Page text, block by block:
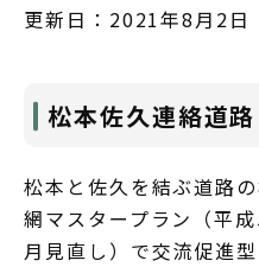
更新日：2021年8月2日
松本佐久連絡道路
松本と佐久を結ぶ道路
網マスタープラン（平
月見直し）で交流促進